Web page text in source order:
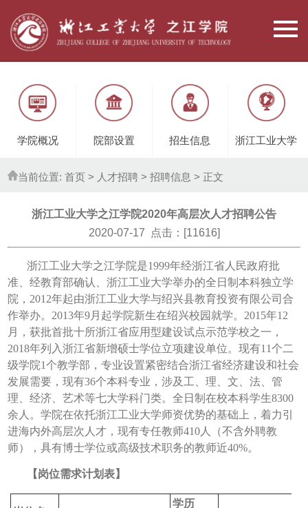
学院概况 院部设置 招生信息 浙江工业大学
当前位置:首页 > 人才招聘 >招聘信息 > 正文
浙江工业大学之江学院2020年高层次人才招聘公告
2020-07-17 点击：[ 11616
浙江工业大学之江学院是1999年经浙江省人民政府批
准、经教育部确认、浙江工业大学举办的全日制本科独立学
院，2012年起由浙江工业大学与绍兴县教育投资有限公司合
作举办。2013年9月起学院新生在绍兴校园就学。2015年12
月，获批首批十所浙江省应用型建设试点示范学校之一，
2018年列入浙江省新增硕士学位立项建设单位。现有11个二
级学院1个教学部，专业设置紧密结合浙江省经济建设和社会
发展需要，现有36个本科专业，涉及工、理、文、法、管
理、经济、艺术等七大学科门类。全日制在校本科学生8300
余人。学院在依托浙江工业大学师资优势的基础上，着力引
进海内外高层次人才，现有专任教师410人（不含外聘教
师），具有博士学位或高级技术职务的教师近40%。
【岗位需求计划表】
学历